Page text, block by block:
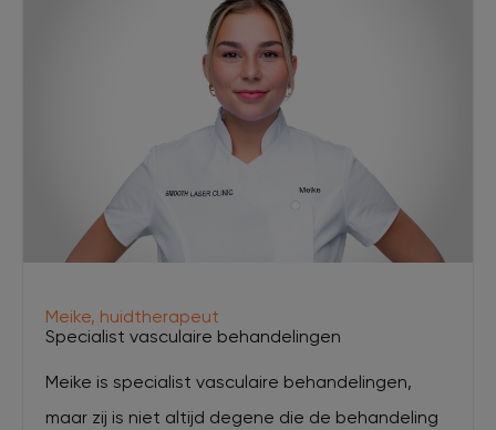
Meike, huidtherapeut
Specialist vasculaire behandelingen
Meike is specialist vasculaire behandelingen,
maar zij is niet altijd degene die de behandeling